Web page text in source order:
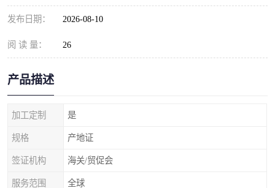
发布日期： 2026-08-10
阅 读 量： 26
产品描述
加工定制 是
规格 产地证
签证机构 海关/贸促会
服务范围 全球